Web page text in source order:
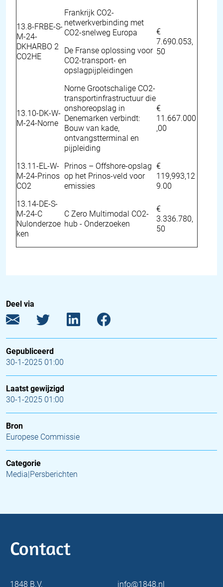
13.8-FRBE-S-
M-24-
DKHARBO 2
CO2HE
Frankrijk CO2-
netwerkverbinding met
CO2-snelweg Europa
De Franse oplossing voor
CO2-transport- en
opslagpijpleidingen
€
7.690.053,
50
13.10-DK-W-
M-24-Norne
Norne Grootschalige CO2-
transportinfrastructuur die
onshoreopslag in
Denemarken verbindt:
Bouw van kade,
ontvangstterminal en
pijpleiding
€
11.667.000
,00
13.11-EL-W-
M-24-Prinos
CO2
Prinos – Offshore-opslag
op het Prinos-veld voor
emissies
€
119,993,12
9.00
13.14-DE-S-
M-24-C
Nulonderzoe
ken
C Zero Multimodal CO2-
hub - Onderzoeken
€
3.336.780,
50
Deel via
Gepubliceerd
30-1-2025 01:00
Laatst gewijzigd
30-1-2025 01:00
Bron
Europese Commissie
Categorie
Media|Persberichten
Contact
1848 B.V. info@1848.nl